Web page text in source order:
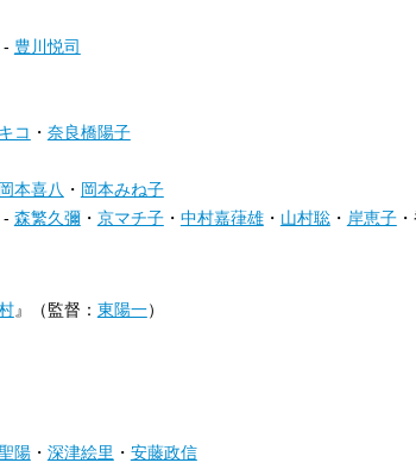
豊川悦司
コ ・ 奈良橋陽子
岡本喜八 ・ 岡本みね子
森繁久彌・ 京マチ子・ 中村嘉葎雄・ 山村聡・ 岸恵子・
』（監督： 東陽一）
陽・ 深津絵里 ・ 安藤政信